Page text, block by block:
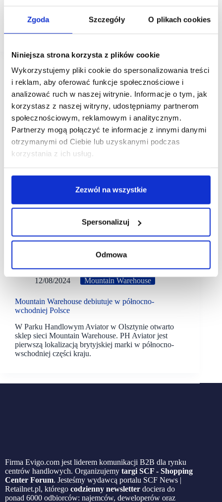
Zgoda Szczegóły O plikach cookies
Niniejsza strona korzysta z plików cookie
Wykorzystujemy pliki cookie do spersonalizowania treści
i reklam, aby oferować funkcje społecznościowe i
analizować ruch w naszej witrynie. Informacje o tym, jak
korzystasz z naszej witryny, udostępniamy partnerom
społecznościowym, reklamowym i analitycznym.
Partnerzy mogą połączyć te informacje z innymi danymi
otrzymanymi od Ciebie lub uzyskanymi podczas
korzystania z ich usług.
Zezwól na wszystkie
Spersonalizuj
Odmowa
Przestronny i doskonale wyposażony salon marki
Mountain Warehouse jest już otwarty w Designer
Outlet Sosnowiec. Sklep ma aż 406 mkw.
powierzchni sprzedaży.
12/08/2024 Mountain Warehouse
Mountain Warehouse debiutuje w północno-
wchodniej Polsce
W Parku Handlowym Aviator w Olsztynie otwarto
sklep sieci Mountain Warehouse. PH Aviator jest
pierwszą lokalizacją brytyjskiej marki w północno-
wschodniej części kraju.
Firma Evigo.com jest liderem komunikacji B2B dla rynku
centrów handlowych. Organizujemy targi SCF - Shopping
Center Forum. Jesteśmy wydawcą portalu SCF News |
Retailnet.pl, którego codzienny newsletter dociera do
ponad 6000 odbiorców: najemców, deweloperów oraz